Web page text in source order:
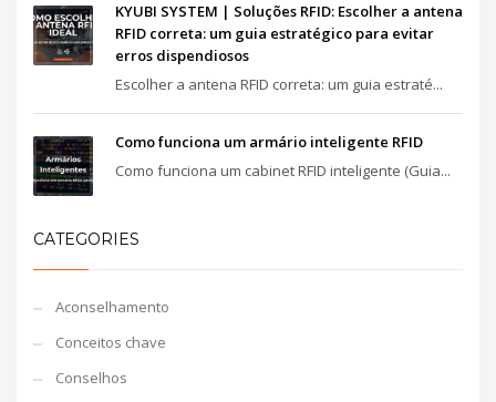
KYUBI SYSTEM | Soluções RFID: Escolher a antena
RFID correta: um guia estratégico para evitar
erros dispendiosos
Escolher a antena RFID correta: um guia estraté...
Como funciona um armário inteligente RFID
Como funciona um cabinet RFID inteligente (Guia...
CATEGORIES
Aconselhamento
Conceitos chave
Conselhos